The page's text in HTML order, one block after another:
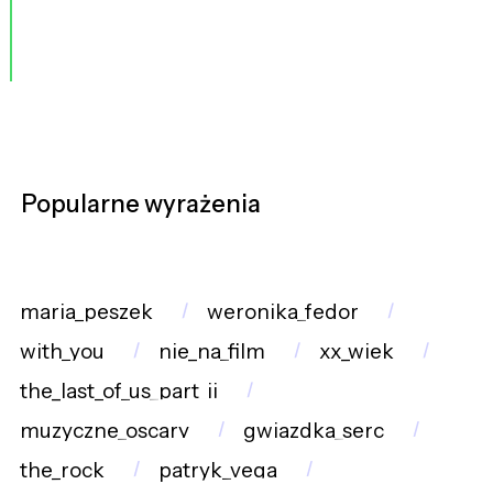
Popularne wyrażenia
maria_peszek
weronika_fedor
with_you
nie_na_film
xx_wiek
the_last_of_us_part_ii
muzyczne_oscary
gwiazdka_serc
the_rock
patryk_vega